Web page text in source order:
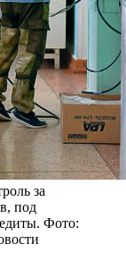
за
под
Фото: